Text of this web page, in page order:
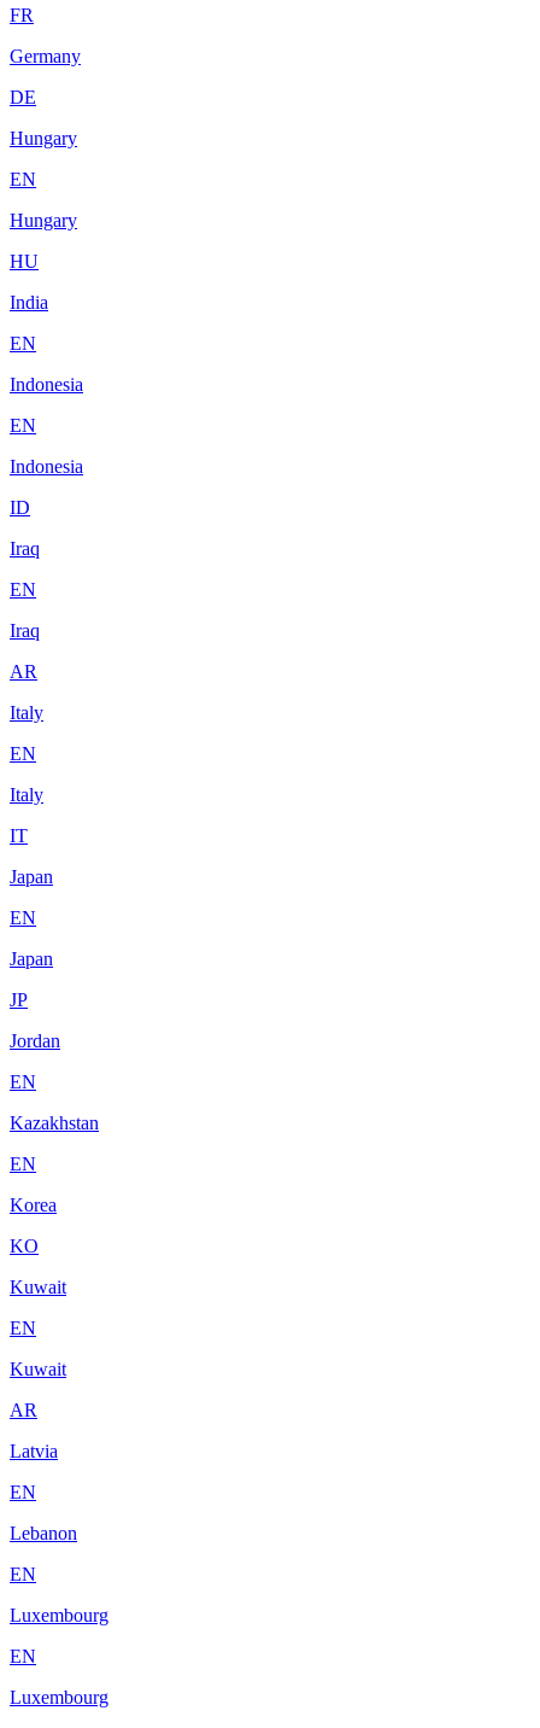
FR
Germany
DE
Hungary
EN
Hungary
HU
India
EN
Indonesia
EN
Indonesia
ID
Iraq
EN
Iraq
AR
Italy
EN
Italy
IT
Japan
EN
Japan
JP
Jordan
EN
Kazakhstan
EN
Korea
KO
Kuwait
EN
Kuwait
AR
Latvia
EN
Lebanon
EN
Luxembourg
EN
Luxembourg